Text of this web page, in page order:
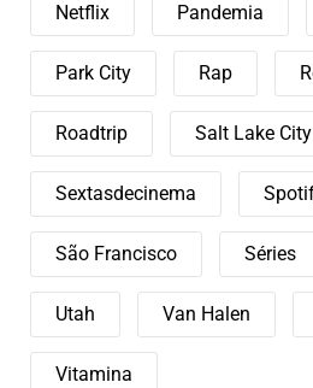
Netflix Pandemia
Park City Rap
Roadtrip Salt Lake City
Sextasdecinema
São Francisco Séries
Utah Van Halen
Vitamina